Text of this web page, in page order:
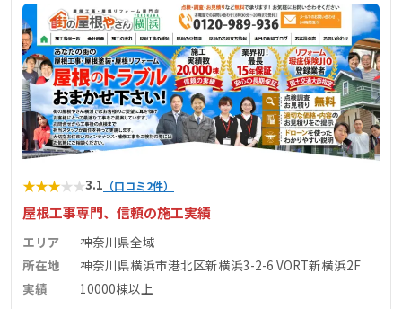
★★★★★3.1 （口コミ2件）
屋根工事専門、信頼の施工実績
エリア
神奈川県全域
所在地
神奈川県横浜市港北区新横浜3-2-6 VORT新横浜2F
実績
10000棟以上